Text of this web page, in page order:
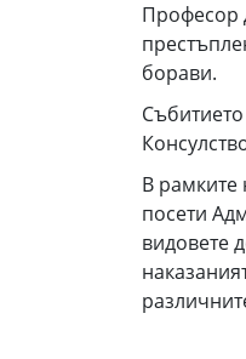
Професор
борави.
В рамките
посети
видовете